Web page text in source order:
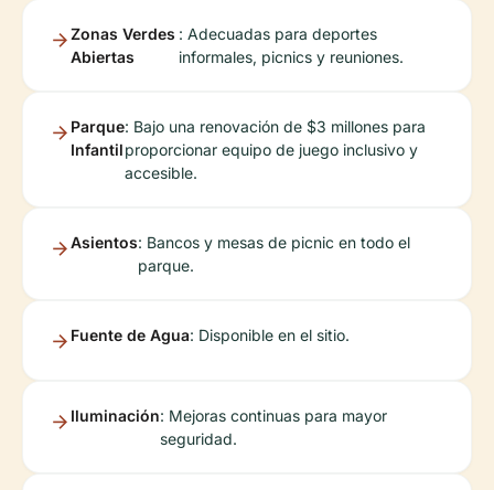
Zonas Verdes
Abiertas
: Adecuadas para deportes
informales, picnics y reuniones.
Parque
Infantil
: Bajo una renovación de $3 millones para
proporcionar equipo de juego inclusivo y
accesible.
Asientos: Bancos y mesas de picnic en todo el
parque.
Fuente de Agua: Disponible en el sitio.
Iluminación: Mejoras continuas para mayor
seguridad.